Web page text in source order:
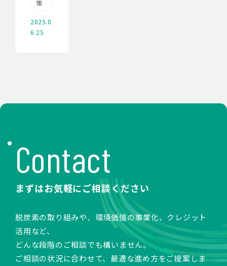
策
2025.0
6.25
Contact
まずはお気軽にご相談ください
脱炭素の取り組みや、環境価値の事業化、クレジット
活用など、
どんな段階のご相談でも構いません。
ご相談の状況に合わせて、最適な進め方をご提案しま